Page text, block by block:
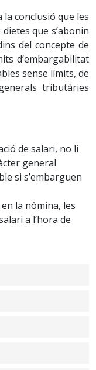
la conclusió que les
que s’abonin
del concepte de
d’embargabilitat
sense límits, de
tributàries
de salari, no li
general
si s’embarguen
la nòmina, les
a l’hora de